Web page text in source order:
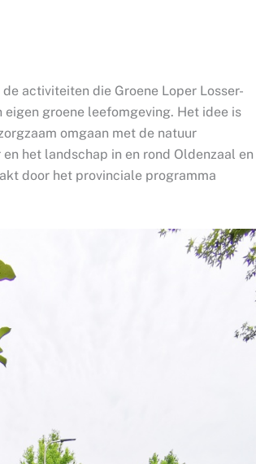
activiteiten die Groene Loper Losser-
groene leefomgeving. Het idee is
omgaan met de natuur
het landschap in en rond Oldenzaal en
door het provinciale programma